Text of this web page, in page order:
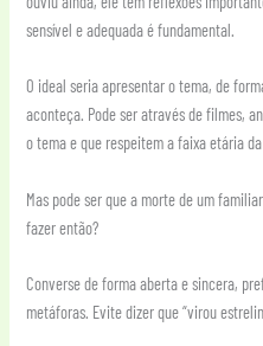
sensível e adequada é fundamental.
O ideal seria apresentar o tema, de
aconteça. Pode ser através de filmes,
o tema e que respeitem a faixa etária
Mas pode ser que a morte de um
fazer então?
Converse de forma aberta e sincera,
metáforas. Evite dizer que “virou